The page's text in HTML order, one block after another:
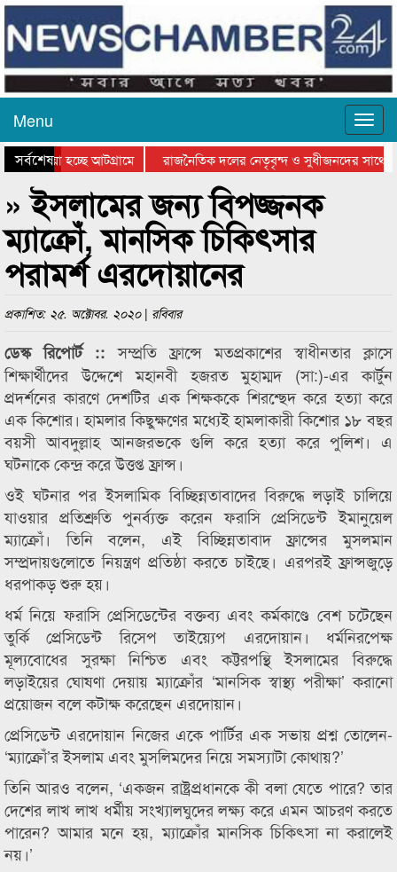
Menu
সর্বশেষ
যাওয়া হচ্ছে আটগ্রামে
রাজনৈতিক দলের নেতৃবৃন্দ ও সুধীজনদের সাথে
পুরস্কার বিতরণ সম্পন্ন
সিলেটে বাংলাদেশ গ্রুপ থিয়েটার ফেডারেশানের
» ইসলামের জন্য বিপজ্জনক
ম্যাক্রোঁ, মানসিক চিকিৎসার
পরামর্শ এরদোয়ানের
প্রকাশিত: ২৫. অক্টোবর. ২০২০ | রবিবার
ডেস্ক রিপোর্ট ::সম্প্রতি ফ্রান্সে মতপ্রকাশের স্বাধীনতার ক্লাসে
শিক্ষার্থীদের উদ্দেশে মহানবী হজরত মুহাম্মদ (সা:)-এর কার্টুন
প্রদর্শনের কারণে দেশটির এক শিক্ষককে শিরশ্ছেদ করে হত্যা করে
এক কিশোর। হামলার কিছুক্ষণের মধ্যেই হামলাকারী কিশোর ১৮ বছর
বয়সী আবদুল্লাহ আনজরভকে গুলি করে হত্যা করে পুলিশ। এ
ঘটনাকে কেন্দ্র করে উত্তপ্ত ফ্রান্স।
ওই ঘটনার পর ইসলামিক বিচ্ছিন্নতাবাদের বিরুদ্ধে লড়াই চালিয়ে
যাওয়ার প্রতিশ্রুতি পুনর্ব্যক্ত করেন ফরাসি প্রেসিডেন্ট ইমানুয়েল
ম্যাক্রোঁ। তিনি বলেন, এই বিচ্ছিন্নতাবাদ ফ্রান্সের মুসলমান
সম্প্রদায়গুলোতে নিয়ন্ত্রণ প্রতিষ্ঠা করতে চাইছে। এরপরই ফ্রান্সজুড়ে
ধরপাকড় শুরু হয়।
ধর্ম নিয়ে ফরাসি প্রেসিডেন্টের বক্তব্য এবং কর্মকাণ্ডে বেশ চটেছেন
তুর্কি প্রেসিডেন্ট রিসেপ তাইয়্যেপ এরদোয়ান। ধর্মনিরপেক্ষ
মূল্যবোধের সুরক্ষা নিশ্চিত এবং কট্টরপন্থি ইসলামের বিরুদ্ধে
লড়াইয়ের ঘোষণা দেয়ায় ম্যাক্রোঁর ‘মানসিক স্বাস্থ্য পরীক্ষা’ করানো
প্রয়োজন বলে কটাক্ষ করেছেন এরদোয়ান।
প্রেসিডেন্ট এরদোয়ান নিজের একে পার্টির এক সভায় প্রশ্ন তোলেন-
‘ম্যাক্রোঁ’র ইসলাম এবং মুসলিমদের নিয়ে সমস্যাটা কোথায়?’
তিনি আরও বলেন, ‘একজন রাষ্ট্রপ্রধানকে কী বলা যেতে পারে? তার
দেশের লাখ লাখ ধর্মীয় সংখ্যালঘুদের লক্ষ্য করে এমন আচরণ করতে
পারেন? আমার মনে হয়, ম্যাক্রোঁর মানসিক চিকিৎসা না করালেই
নয়।’